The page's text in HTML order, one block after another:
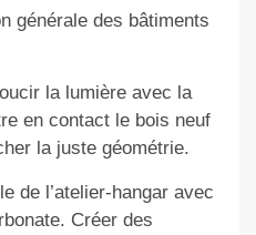
générale des bâtiments
la lumière avec la
en contact le bois neuf
la juste géométrie.
de l’atelier-hangar avec
Créer des